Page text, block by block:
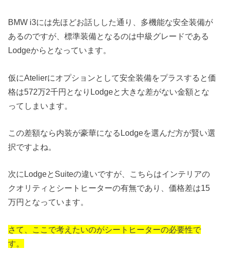
BMW i3には先ほどお話しした通り、多機能な安全装備が
あるのですが、標準装備となるのは中級グレードである
Lodgeからとなっています。
仮にAtelierにオプションとして安全装備をプラスすると価
格は572万2千円となりLodgeと大きな差がない金額とな
ってしまいます。
この差額なら内装が豪華になるLodgeを選んだ方が賢い選
択ですよね。
次にLodgeとSuiteの違いですが、こちらはインテリアの
クオリティとシートヒーターの有無であり、価格差は15
万円となっています。
さて、ここで考えたいのがシートヒーターの必要性で
す。